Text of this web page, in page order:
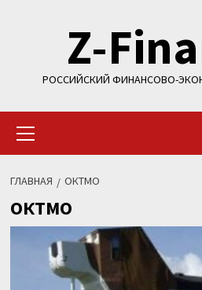
содержимомуZ-
РОССИЙСКИЙ ФИНАНСОВО-
меню
ГЛАВНАЯ ОКТМО
ОКТМО